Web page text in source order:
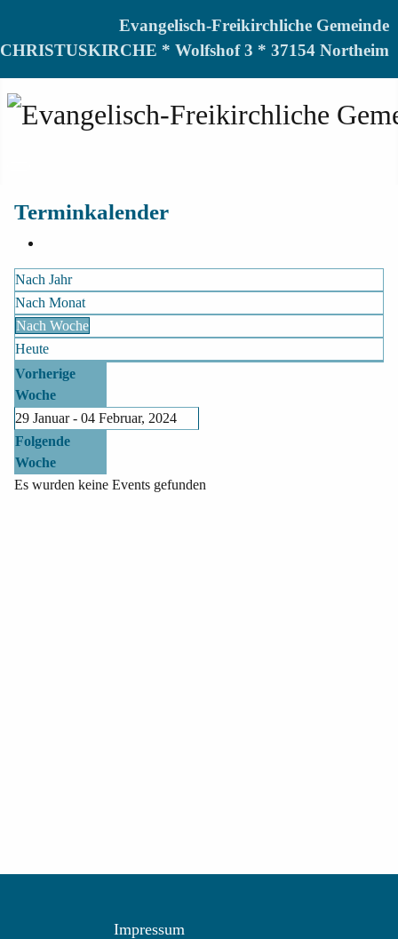
Evangelisch-Freikirchliche Gemeinde
CHRISTUSKIRCHE * Wolfshof 3 * 37154 Northeim
Terminkalender
Nach Jahr
Nach Monat
Nach Woche
Heute
Vorherige
Woche
29 Januar - 04 Februar, 2024
Folgende
Woche
Es wurden keine Events gefunden
Impressum